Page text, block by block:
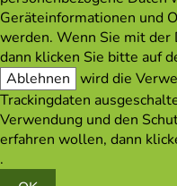
Geräteinformationen und
werden. Wenn Sie mit der
dann klicken Sie bitte auf
Ablehnen wird die
Trackingdaten
Verwendung und den
erfahren wollen, dann
.